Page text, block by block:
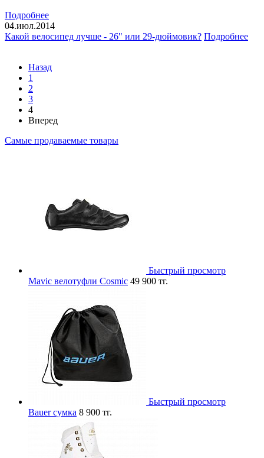
Подробнее
04.июл.2014
Какой велосипед лучше - 26" или 29-дюймовик? Подробнее
Назад
1
2
3
4
Вперед
Самые продаваемые товары
Быстрый просмотр
Mavic велотуфли Cosmic 49 900 тг.
Быстрый просмотр
Bauer сумка 8 900 тг.